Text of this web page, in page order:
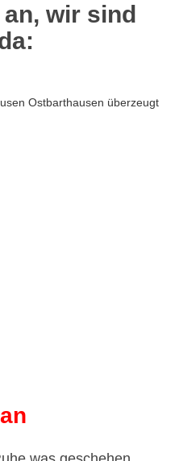
wir sind
Ostbarthausen überzeugt